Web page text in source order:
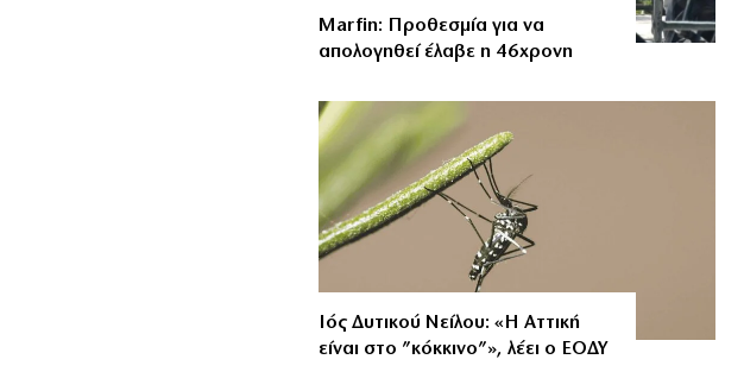
Marfin: Προθεσμία για να
απολογηθεί έλαβε η 46χρονη
Ιός Δυτικού Νείλου: «Η Αττική
είναι στο ”κόκκινο”», λέει ο ΕΟΔΥ